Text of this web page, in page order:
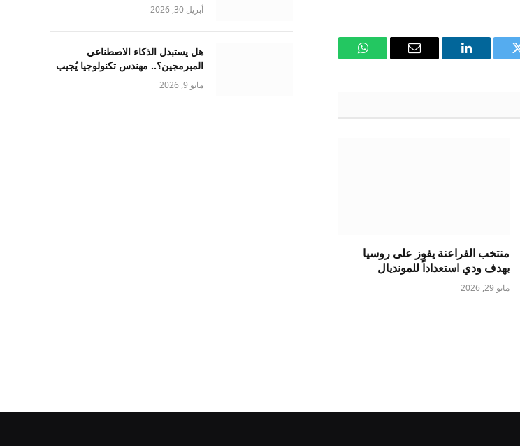
تويتر لينكدإن
البريد
واتساب
منتخب الفراعنة يفوز على روسيا
بهدف ودي استعداداً للمونديال
مايو 29, 2026
أبريل 30, 2026
هل يستبدل الذكاء الاصطناعي
المبرمجين؟.. مهندس تكنولوجيا يُجيب
مايو 9, 2026